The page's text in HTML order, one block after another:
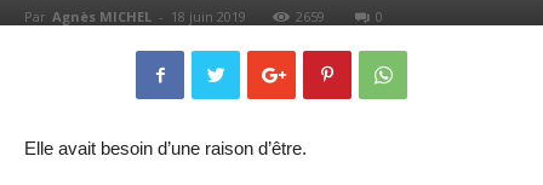
Par Agnès MICHEL - 18 juin 2019 2659 0
Elle avait besoin d’une raison d’être.